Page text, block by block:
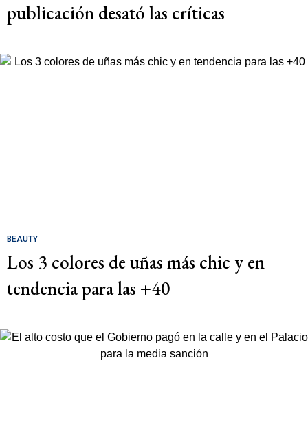
publicación desató las críticas
BEAUTY
Los 3 colores de uñas más chic y en
tendencia para las +40